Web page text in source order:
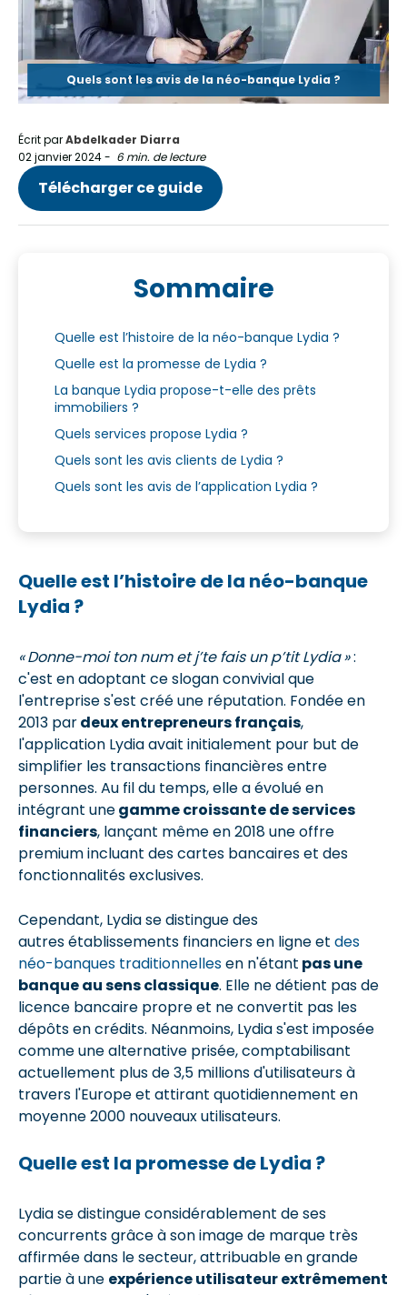
Quels sont les avis de la néo-banque Lydia ?
Écrit parAbdelkader Diarra
02 janvier 2024- 6 min. de lecture
Télécharger ce guide
Sommaire
Quelle est l’histoire de la néo-banque Lydia ?
Quelle est la promesse de Lydia ?
La banque Lydia propose-t-elle des prêts
immobiliers ?
Quels services propose Lydia ?
Quels sont les avis clients de Lydia ?
Quels sont les avis de l’application Lydia ?
Quelle est l’histoire de la néo-banque
Lydia ?
« Donne-moi ton num et j’te fais un p’tit Lydia »:
c'est en adoptant ce slogan convivial que
l'entreprise s'est créé une réputation. Fondée en
2013 pardeux entrepreneurs français,
l'application Lydia avait initialement pour but de
simplifier les transactions financières entre
personnes. Au fil du temps, elle a évolué en
intégrant unegamme croissante de services
financiers, lançant même en 2018 une offre
premium incluant des cartes bancaires et des
fonctionnalités exclusives.
Cependant, Lydia se distingue des
autres établissements financiers en ligne et des
néo-banques traditionnellesen n'étant pas une
banque au sens classique. Elle ne détient pas de
licence bancaire propre et ne convertit pas les
dépôts en crédits. Néanmoins, Lydia s'est imposée
comme une alternative prisée, comptabilisant
actuellement plus de 3,5 millions d'utilisateurs à
travers l'Europe et attirant quotidiennement en
moyenne 2000 nouveaux utilisateurs.
Quelle est la promesse de Lydia ?
Lydia se distingue considérablement de ses
concurrents grâce à son image de marque très
affirmée dans le secteur, attribuable en grande
partie à une expérience utilisateur extrêmement